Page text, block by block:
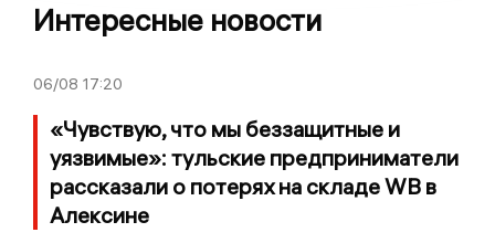
Интересные новости
06/08 17:20
«Чувствую, что мы беззащитные и
уязвимые»: тульские предприниматели
рассказали о потерях на складе WB в
Алексине